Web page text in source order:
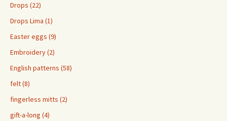
Drops (22)
Drops Lima (1)
Easter eggs (9)
Embroidery (2)
English patterns (58)
felt (8)
fingerless mitts (2)
gift-a-long (4)